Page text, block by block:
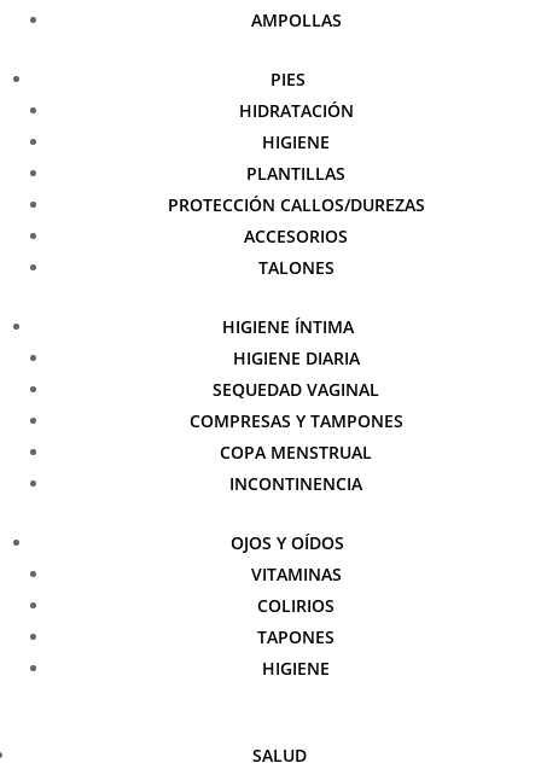
AMPOLLAS
PIES
HIDRATACIÓN
HIGIENE
PLANTILLAS
PROTECCIÓN CALLOS/DUREZAS
ACCESORIOS
TALONES
HIGIENE ÍNTIMA
HIGIENE DIARIA
SEQUEDAD VAGINAL
COMPRESAS Y TAMPONES
COPA MENSTRUAL
INCONTINENCIA
OJOS Y OÍDOS
VITAMINAS
COLIRIOS
TAPONES
HIGIENE
SALUD